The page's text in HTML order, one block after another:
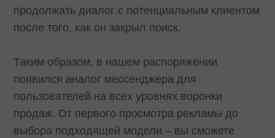
продолжать диалог с потенциальным клиентом
после того, как он закрыл поиск.
Таким образом, в нашем распоряжении
появился аналог мессенджера для
пользователей на всех уровнях воронки
продаж. От первого просмотра рекламы до
выбора подходящей модели – вы сможете